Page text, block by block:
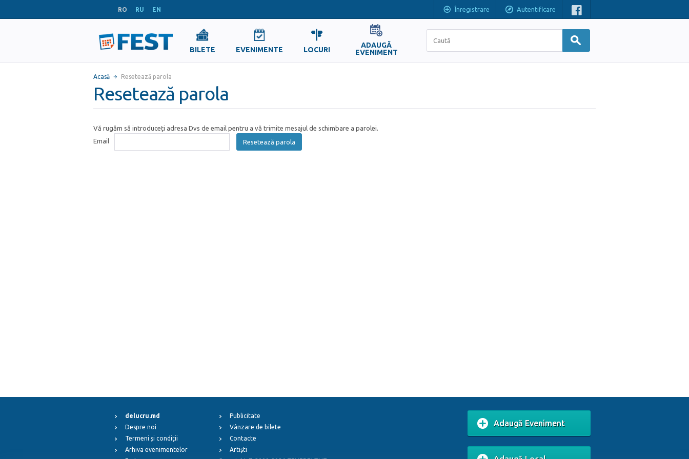
RO RU EN Înregistrare Autentificare
BILETE EVENIMENTE LOCURI
ADAUGĂ
EVENIMENT
Acasă Resetează parola
Resetează parola
Vă rugăm să introduceți adresa Dvs de email pentru a vă trimite mesajul de schimbare a parolei.
Email
Resetează parola
delucru.md
Despre noi
Termeni și condiții
Arhiva evenimentelor
Publicitate
Vânzare de bilete
Contacte
Artiști
Adaugă Eveniment